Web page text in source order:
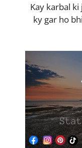
Kay karbal
ky gar ho